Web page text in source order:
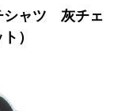
シャツ 灰チェ
）